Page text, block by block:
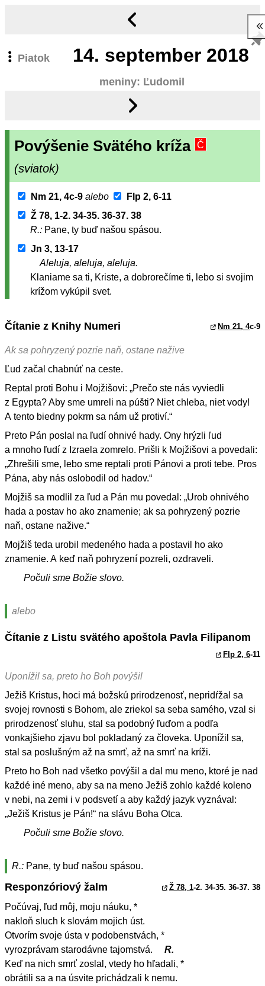
Piatok 14. september 2018
meniny: Ľudomil
Povýšenie Svätého kríža Č
(sviatok)
Nm 21, 4c-9 alebo
Flp 2, 6-11
Ž 78, 1-2. 34-35. 36-37. 38
R.: Pane, ty buď našou spásou.
Jn 3, 13-17
Aleluja, aleluja, aleluja.
Klaniame sa ti, Kriste, a dobrorečíme ti, lebo si svojim
krížom vykúpil svet.
Čítanie z Knihy Numeri Nm 21, 4c-9
Ak sa pohryzený pozrie naň, ostane nažive
Ľud začal chabnúť na ceste.
Reptal proti Bohu i Mojžišovi: „Prečo ste nás vyviedli
z Egypta? Aby sme umreli na púšti? Niet chleba, niet vody!
A tento biedny pokrm sa nám už protiví.“
Preto Pán poslal na ľudí ohnivé hady. Ony hrýzli ľud
a mnoho ľudí z Izraela zomrelo. Prišli k Mojžišovi a povedali:
„Zhrešili sme, lebo sme reptali proti Pánovi a proti tebe. Pros
Pána, aby nás oslobodil od hadov.“
Mojžiš sa modlil za ľud a Pán mu povedal: „Urob ohnivého
hada a postav ho ako znamenie; ak sa pohryzený pozrie
naň, ostane nažive.“
Mojžiš teda urobil medeného hada a postavil ho ako
znamenie. A keď naň pohryzení pozreli, ozdraveli.
Počuli sme Božie slovo.
alebo
Čítanie z Listu svätého apoštola Pavla Filipanom
Flp 2, 6-11
Uponížil sa, preto ho Boh povýšil
Ježiš Kristus, hoci má božskú prirodzenosť, nepridŕžal sa
svojej rovnosti s Bohom, ale zriekol sa seba samého, vzal si
prirodzenosť sluhu, stal sa podobný ľuďom a podľa
vonkajšieho zjavu bol pokladaný za človeka. Uponížil sa,
stal sa poslušným až na smrť, až na smrť na kríži.
Preto ho Boh nad všetko povýšil a dal mu meno, ktoré je nad
každé iné meno, aby sa na meno Ježiš zohlo každé koleno
v nebi, na zemi i v podsvetí a aby každý jazyk vyznával:
„Ježiš Kristus je Pán!“ na slávu Boha Otca.
Počuli sme Božie slovo.
R.: Pane, ty buď našou spásou.
Responzóriový žalm Ž 78, 1-2. 34-35. 36-37. 38
Počúvaj, ľud môj, moju náuku, *
nakloň sluch k slovám mojich úst.
Otvorím svoje ústa v podobenstvách, *
vyrozprávam starodávne tajomstvá.
R.
Keď na nich smrť zoslal, vtedy ho hľadali, *
obrátili sa a na úsvite prichádzali k nemu.